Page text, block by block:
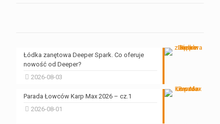
Łódka zanętowa Deeper Spark. Co oferuje
nowość od Deeper?
2026-08-03
Parada Łowców Karp Max 2026 – cz.1
2026-08-01